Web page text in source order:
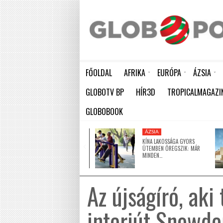
FŐOLDAL AFRIKA EURÓPA ÁZSIA
GLOBOTV BP HÍR3D
GLOBOBOOK
ÁZSIA
KÍNA LAKOSSÁGA GYORS
ÜTEMBEN ÖREGSZIK: MÁR
MINDEN…
Az újságíró,